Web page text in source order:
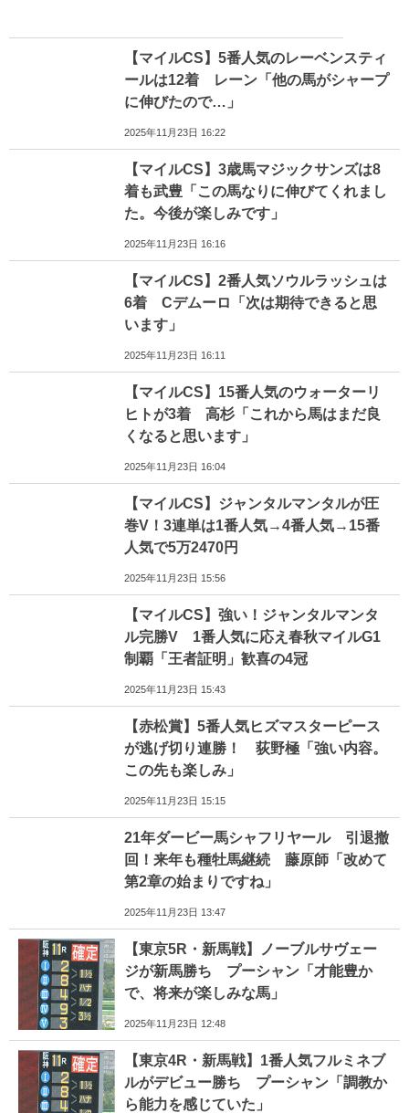
【マイルCS】5番人気のレーベンスティ
ールは12着 レーン「他の馬がシャープ
に伸びたので…」
2025年11月23日 16:22
【マイルCS】3歳馬マジックサンズは8
着も武豊「この馬なりに伸びてくれまし
た。今後が楽しみです」
2025年11月23日 16:16
【マイルCS】2番人気ソウルラッシュは
6着 Cデムーロ「次は期待できると思
います」
2025年11月23日 16:11
【マイルCS】15番人気のウォーターリ
ヒトが3着 高杉「これから馬はまだ良
くなると思います」
2025年11月23日 16:04
【マイルCS】ジャンタルマンタルが圧
巻V！3連単は1番人気→4番人気→15番
人気で5万2470円
2025年11月23日 15:56
【マイルCS】強い！ジャンタルマンタ
ル完勝V 1番人気に応え春秋マイルG1
制覇「王者証明」歓喜の4冠
2025年11月23日 15:43
【赤松賞】5番人気ヒズマスターピース
が逃げ切り連勝！ 荻野極「強い内容。
この先も楽しみ」
2025年11月23日 15:15
21年ダービー馬シャフリヤール 引退撤
回！来年も種牡馬継続 藤原師「改めて
第2章の始まりですね」
2025年11月23日 13:47
【東京5R・新馬戦】ノーブルサヴェー
ジが新馬勝ち プーシャン「才能豊か
で、将来が楽しみな馬」
2025年11月23日 12:48
【東京4R・新馬戦】1番人気フルミネブ
ルがデビュー勝ち プーシャン「調教か
ら能力を感じていた」